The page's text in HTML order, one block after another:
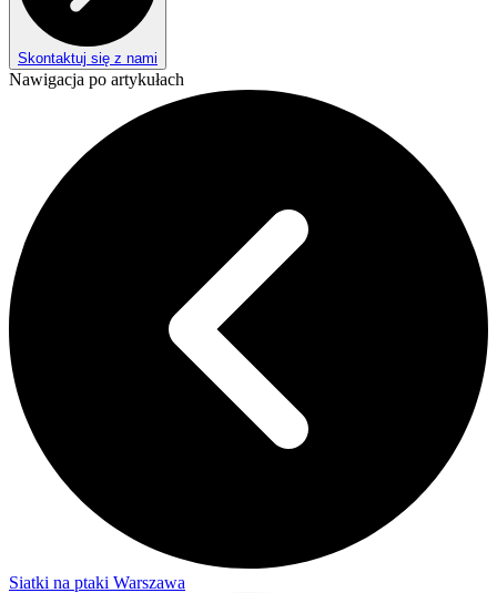
Skontaktuj się z nami
Nawigacja po artykułach
Siatki na ptaki Warszawa